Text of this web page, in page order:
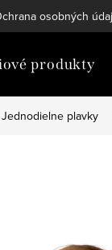
osobných
produkty
Jednodielne plavky